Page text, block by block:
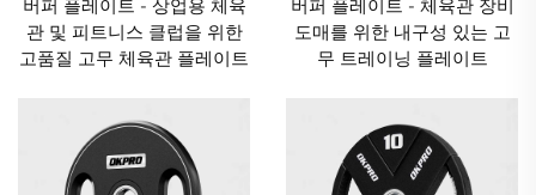
버퍼 플레이트 - 상업용 체육
관 및 피트니스 클럽을 위한
고품질 고무 체육관 플레이트
버퍼 플레이트 - 체육관 장비
도매를 위한 내구성 있는 고
무 트레이닝 플레이트